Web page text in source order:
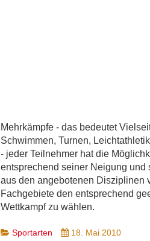
Mehrkämpfe - das bedeutet
Schwimmen, Turnen,
- jeder Teilnehmer hat die
entsprechend seiner Neigung und
aus den angebotenen Disziplinen
Fachgebiete den entsprechend
Wettkampf zu wählen.
Sportarten 18. Mai 2010